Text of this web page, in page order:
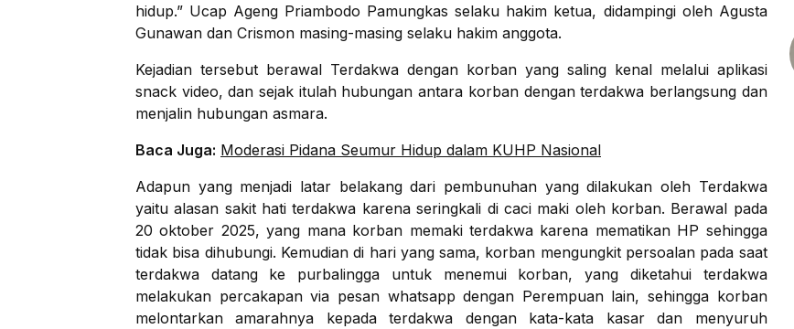
hidup.” Ucap Ageng Priambodo Pamungkas selaku hakim ketua, didampingi oleh Agusta
Gunawan dan Crismon masing-masing selaku hakim anggota.
Kejadian tersebut berawal Terdakwa dengan korban yang saling kenal melalui aplikasi
snack video, dan sejak itulah hubungan antara korban dengan terdakwa berlangsung dan
menjalin hubungan asmara.
Baca Juga: Moderasi Pidana Seumur Hidup dalam KUHP Nasional
Adapun yang menjadi latar belakang dari pembunuhan yang dilakukan oleh Terdakwa
yaitu alasan sakit hati terdakwa karena seringkali di caci maki oleh korban. Berawal pada
20 oktober 2025, yang mana korban memaki terdakwa karena mematikan HP sehingga
tidak bisa dihubungi. Kemudian di hari yang sama, korban mengungkit persoalan pada saat
terdakwa datang ke purbalingga untuk menemui korban, yang diketahui terdakwa
melakukan percakapan via pesan whatsapp dengan Perempuan lain, sehingga korban
melontarkan amarahnya kepada terdakwa dengan kata-kata kasar dan menyuruh